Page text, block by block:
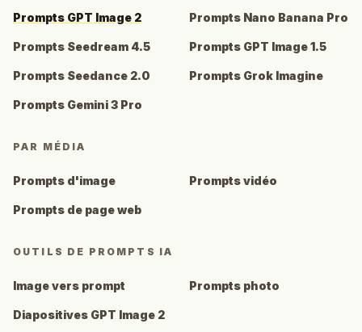
Prompts GPT Image 2 Prompts Nano Banana Pro
Prompts Seedream 4.5 Prompts GPT Image 1.5
Prompts Seedance 2.0 Prompts Grok Imagine
Prompts Gemini 3 Pro
PAR MÉDIA
Prompts d'image Prompts vidéo
Prompts de page web
OUTILS DE PROMPTS IA
Image vers prompt Prompts photo
Diapositives GPT Image 2